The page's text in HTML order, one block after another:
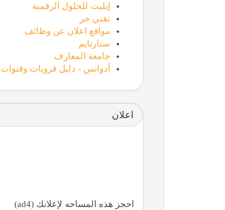
إيليت للحلول الرقمية
تقني حر
مواقع اعلان عن وظائف
ستارتايم
جامعة المعارف
أدواتس - دليل قروبات
اعلان
احجز هذه المساحه لإعلانك (ad4)